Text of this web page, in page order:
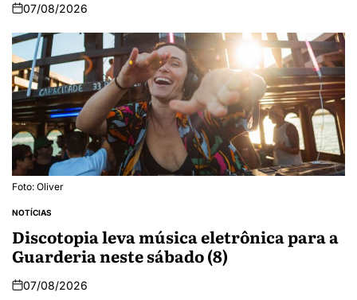
07/08/2026
Foto: Oliver
NOTÍCIAS
Discotopia leva música eletrônica para a
Guarderia neste sábado (8)
07/08/2026